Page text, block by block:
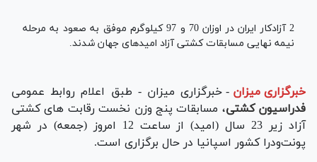
2 آزادکار ایران در اوزان 70 و 97 کیلوگرم موفق به صعود به مرحله
نیمه نهایی مسابقات کشتی آزاد امیدهای جهان شدند.
خبرگزاری میزان - خبرگزاری میزان - طبق اعلام روابط عمومی
فدراسیون کشتی، مسابقات پنج وزن نخست رقابت های کشتی
آزاد زیر 23 سال (امید) از ساعت 12 امروز (جمعه) در شهر
پونت‌ودرا کشور اسپانیا در حال برگزاری است.